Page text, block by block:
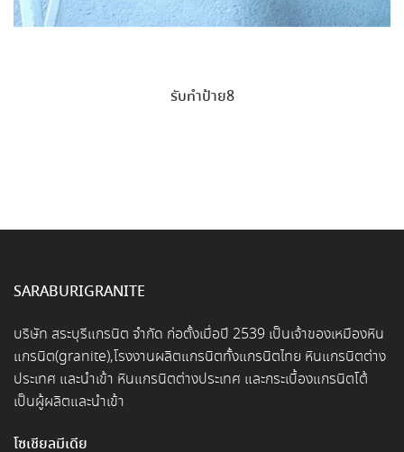
รับทำป้าย8
SARABURIGRANITE
บริษัท สระบุรีแกรนิต จำกัด ก่อตั้งเมื่อปี 2539 เป็นเจ้าของเหมืองหิน
แกรนิต(granite),โรงงานผลิตแกรนิตทั้งแกรนิตไทย หินแกรนิตต่าง
ประเทศ และนำเข้า หินแกรนิตต่างประเทศ และกระเบื้องแกรนิตโต้
เป็นผู้ผลิตและนำเข้า
โซเชียลมีเดีย